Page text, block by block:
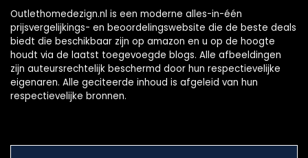
Outlethomedezign.nl is een moderne alles-in-één
prijsvergelijkings- en beoordelingswebsite die de beste deals
biedt die beschikbaar zijn op amazon en u op de hoogte
houdt via de laatst toegevoegde blogs. Alle afbeeldingen
zijn auteursrechtelijk beschermd door hun respectievelijke
eigenaren. Alle geciteerde inhoud is afgeleid van hun
respectievelijke bronnen.